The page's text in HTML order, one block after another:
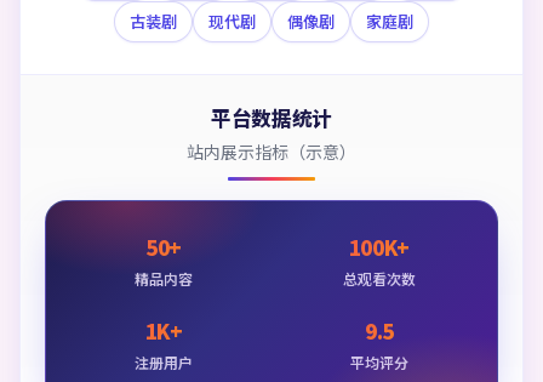
古装剧
现代剧 偶像剧 家庭剧
平台数据统计
站内展示指标（示意）
50+
精品内容
100K+
总观看次数
1K+
注册用户
9.5
平均评分